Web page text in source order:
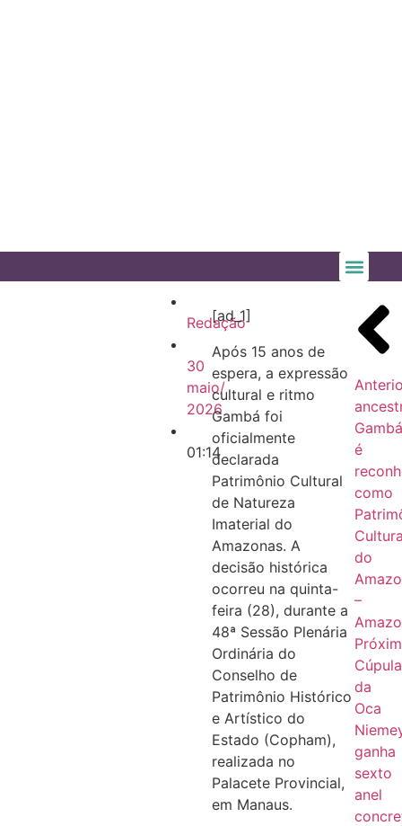
Redação
30
maio/
2026
01:14
[ad_1]
Após 15 anos de
espera, a expressão
cultural e ritmo
Gambá foi
oficialmente
declarada
Patrimônio Cultural
de Natureza
Imaterial do
Amazonas. A
decisão histórica
ocorreu na quinta-
feira (28), durante a
48ª Sessão Plenária
Ordinária do
Conselho de
Patrimônio Histórico
e Artístico do
Estado (Copham),
realizada no
Palacete Provincial,
em Manaus.
Gambá
é
como
do
–
Cúpula
da
Oca
ganha
sexto
anel